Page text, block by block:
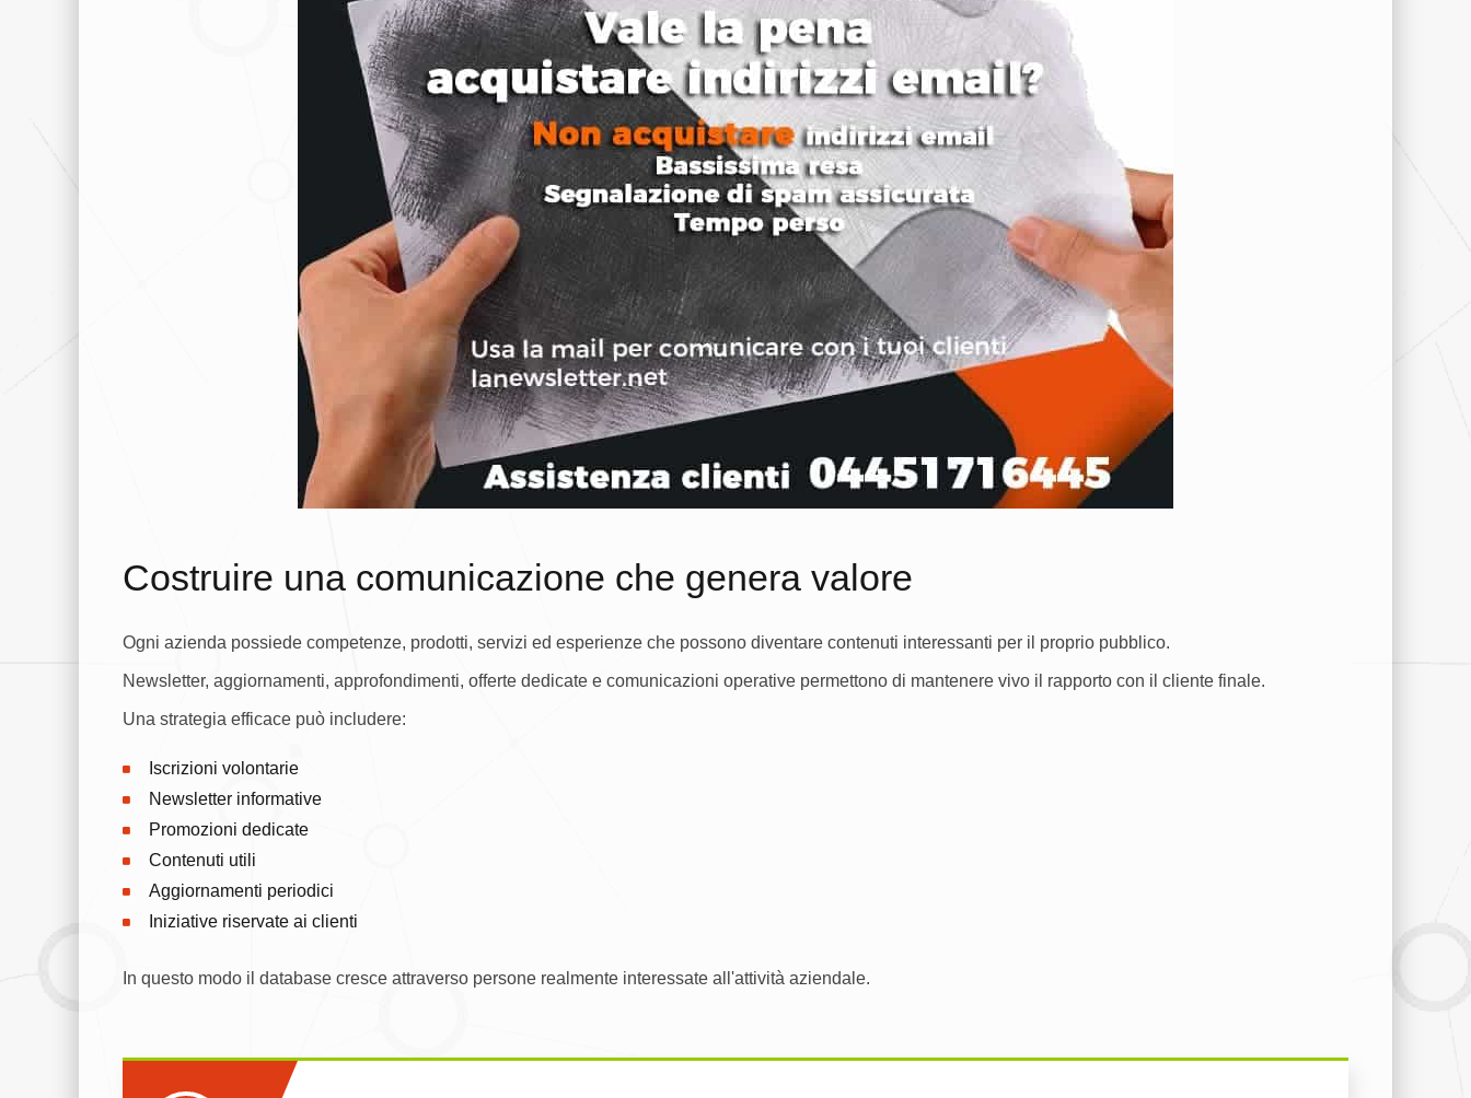
Costruire una comunicazione che genera valore
Ogni azienda possiede competenze, prodotti, servizi ed esperienze che possono diventare contenuti interessanti per il proprio pubblico.
Newsletter, aggiornamenti, approfondimenti, offerte dedicate e comunicazioni operative permettono di mantenere vivo il rapporto con il cliente finale.
Una strategia efficace può includere:
Iscrizioni volontarie
Newsletter informative
Promozioni dedicate
Contenuti utili
Aggiornamenti periodici
Iniziative riservate ai clienti
In questo modo il database cresce attraverso persone realmente interessate all'attività aziendale.